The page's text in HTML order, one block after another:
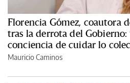
Florencia Gómez, coautora
tras la derrota del
conciencia de cuidar lo
Mauricio Caminos